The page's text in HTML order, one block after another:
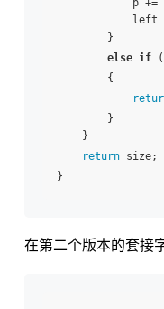
left -=
}
else if
{
}
}
return size;
在第二个版本的套接